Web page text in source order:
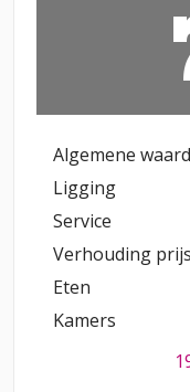
Algemene
Ligging
Service
Verhouding
Eten
Kamers